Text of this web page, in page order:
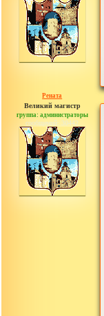
Рената
Великий магистр
группа: администраторы
сообщений: 30442